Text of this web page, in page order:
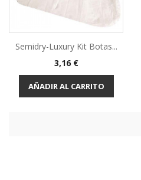
Semidry-Luxury Kit Botas...
Precio
3,16 €
AÑADIR AL CARRITO